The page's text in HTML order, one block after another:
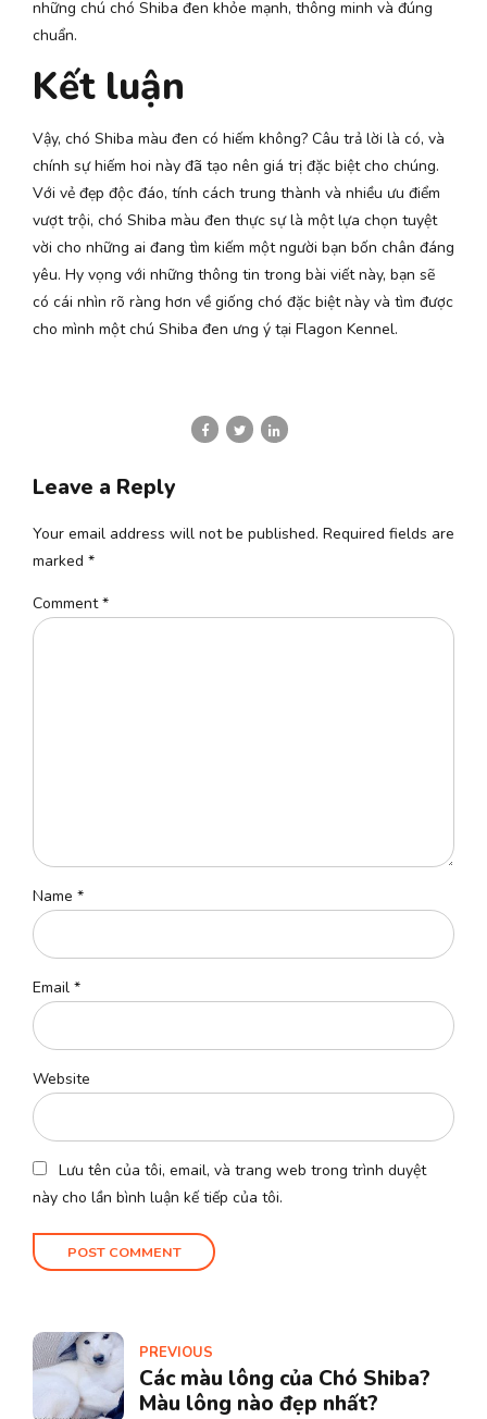
những chú chó Shiba đen khỏe mạnh, thông minh và đúng
chuẩn.
Kết luận
Vậy, chó Shiba màu đen có hiếm không? Câu trả lời là có, và
chính sự hiếm hoi này đã tạo nên giá trị đặc biệt cho chúng.
Với vẻ đẹp độc đáo, tính cách trung thành và nhiều ưu điểm
vượt trội, chó Shiba màu đen thực sự là một lựa chọn tuyệt
vời cho những ai đang tìm kiếm một người bạn bốn chân đáng
yêu. Hy vọng với những thông tin trong bài viết này, bạn sẽ
có cái nhìn rõ ràng hơn về giống chó đặc biệt này và tìm được
cho mình một chú Shiba đen ưng ý tại Flagon Kennel.
Leave a Reply
Your email address will not be published. Required fields are
marked *
Comment*
Name *
Email *
Website
Lưu tên của tôi, email, và trang web trong trình duyệt
này cho lần bình luận kế tiếp của tôi.
POST COMMENT
PREVIOUS
Các màu lông của Chó Shiba?
Màu lông nào đẹp nhất?